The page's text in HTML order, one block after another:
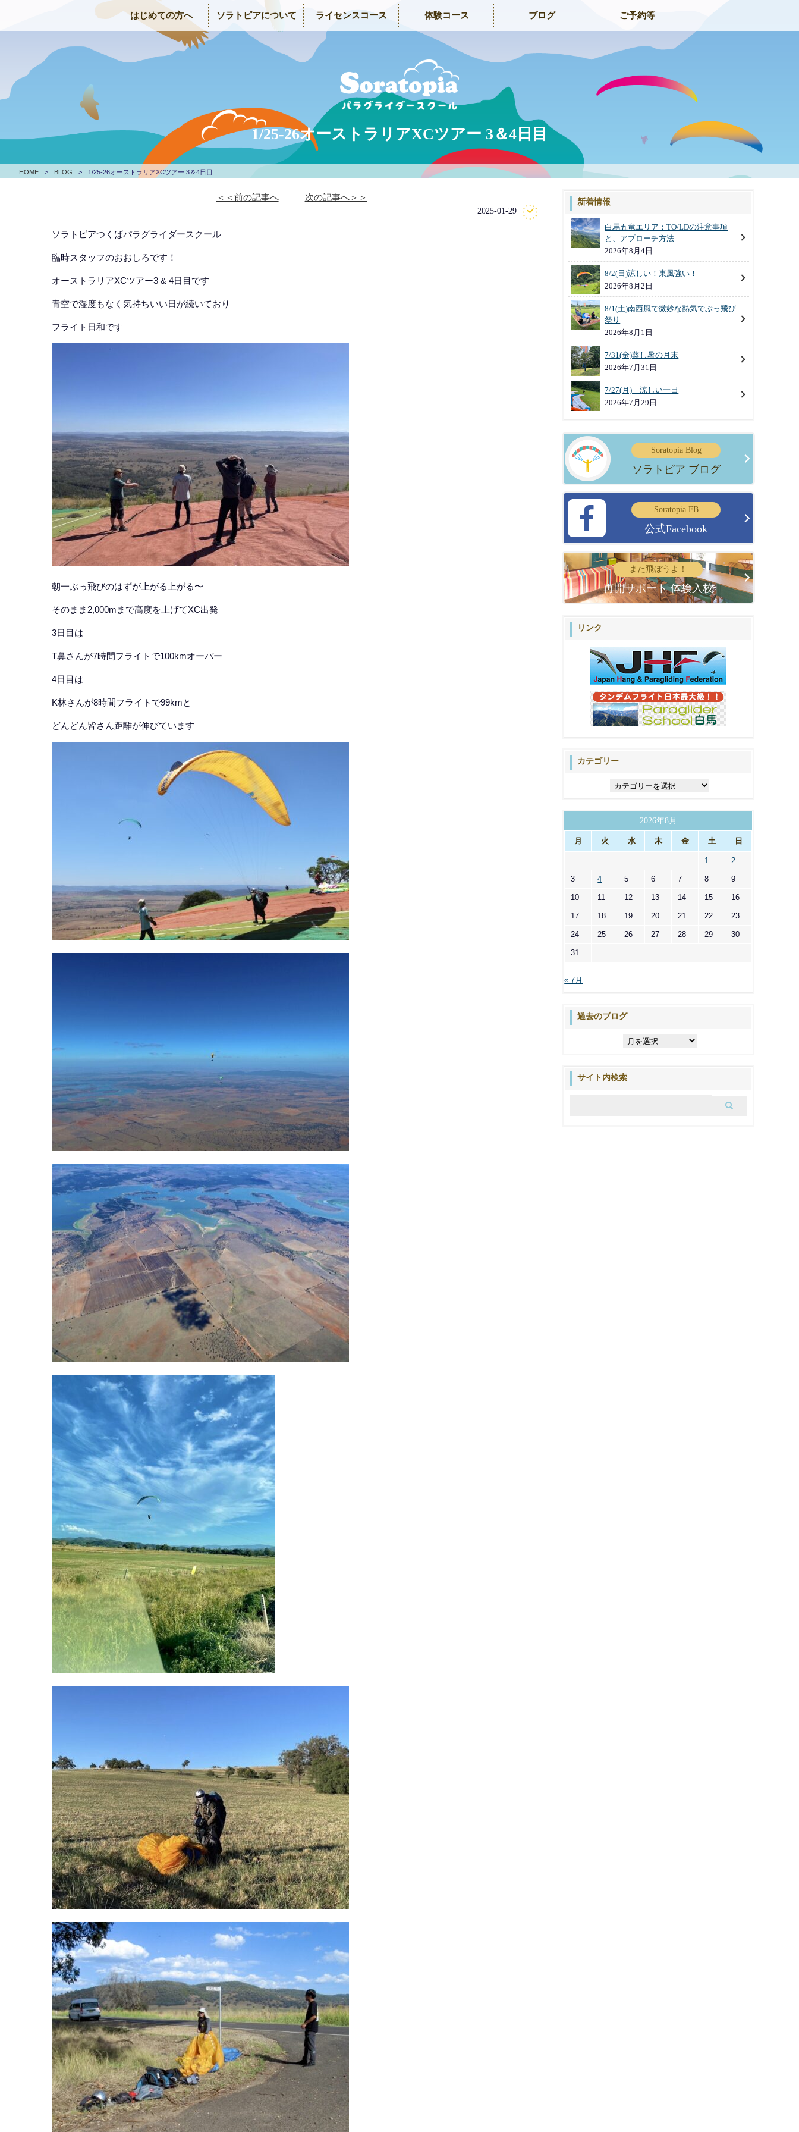
はじめての方へ ソラトピアについて ライセンスコース 体験コース ブログ ご予約等
HOME > BLOG > 1/25-26オーストラリアXCツアー 3＆4日目
1/25-26オーストラリアXCツアー 3＆4日目
＜＜前の記事へ 次の記事へ＞＞
2025-01-29
ソラトピアつくばパラグライダースクール
臨時スタッフのおおしろです！
オーストラリアXCツアー3 & 4日目です
青空で湿度もなく気持ちいい日が続いており
フライト日和です
朝一ぶっ飛びのはずが上がる上がる〜
そのまま2,000mまで高度を上げてXC出発
3日目は
T鼻さんが7時間フライトで100kmオーバー
4日目は
K林さんが8時間フライトで99kmと
どんどん皆さん距離が伸びています
新着情報
白馬五竜エリア：TO/LDの注意事項
と、アプローチ方法
2026年8月4日
8/2(日)涼しい！東風強い！
2026年8月2日
8/1(土)南西風で微妙な熱気でぶっ飛び
祭り
2026年8月1日
7/31(金)蒸し暑の月末
2026年7月31日
7/27(月) 涼しい一日
2026年7月29日
Soratopia Blog
ソラトピア ブログ
Soratopia FB
公式Facebook
また飛ぼうよ！
再開サポート 体験入校
リンク
カテゴリー
ー
2026年8月
月 火 水 木 金 土 日
1 2
3 4 5 6 7 8 9
10 11 12 13 14 15 16
17 18 19 20 21 22 23
24 25 26 27 28 29 30
31
« 7月
過去のブログ
ブ
サイト内検索